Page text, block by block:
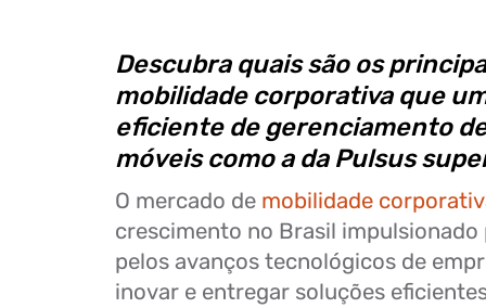
Descubra quais são os
mobilidade corporativa que
eficiente de gerenciamento
móveis como a da Pulsus
O mercado de mobilidade
crescimento no Brasil impulsionado
pelos avanços tecnológicos de
inovar e entregar soluções